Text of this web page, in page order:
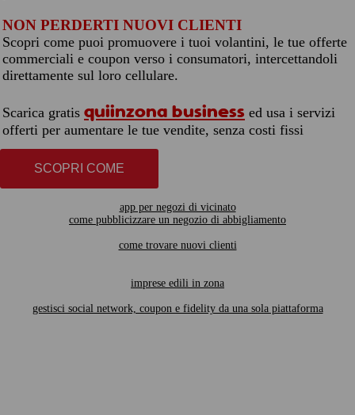
NON PERDERTI NUOVI CLIENTI
Scopri come puoi promuovere i tuoi volantini, le tue offerte
commerciali e coupon verso i consumatori, intercettandoli
direttamente sul loro cellulare.
Scarica gratis quiinzona business ed usa i servizi
offerti per aumentare le tue vendite, senza costi fissi
SCOPRI COME
app per negozi di vicinato
come pubblicizzare un negozio di abbigliamento
come trovare nuovi clienti
imprese edili in zona
gestisci social network, coupon e fidelity da una sola piattaforma